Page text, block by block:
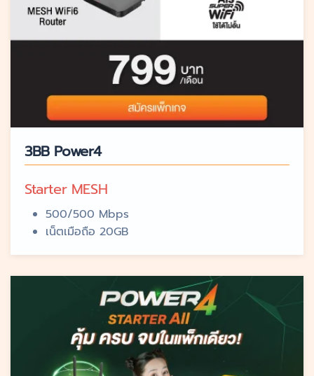
3BB Power4
Starter MESH
500/500 Mbps
เน็ตเมือถือ 20GB